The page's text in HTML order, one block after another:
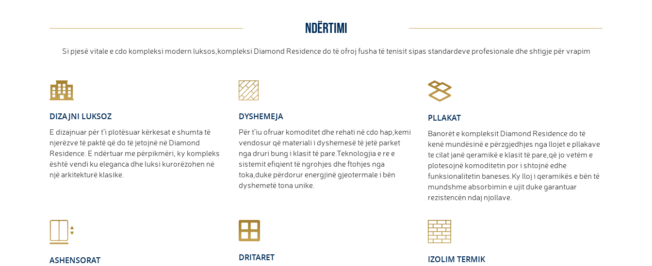
NDËRTIMI
Si pjesë vitale e cdo kompleksi modern luksos,kompleksi Diamond Residence do të ofroj fusha të tenisit sipas standardeve profesionale dhe shtigje për vrapim
DIZAJNI LUKSOZ
E dizajnuar për t’i plotësuar kërkesat e shumta të
njerëzve të paktë që do të jetojnë në Diamond
Residence. E ndërtuar me përpikmëri, ky kompleks
është vendi ku eleganca dhe luksi kurorëzohen në
një arkitekturë klasike.
DYSHEMEJA
Për t’iu ofruar komoditet dhe rehati në cdo hap,kemi
vendosur që materiali i dyshemesë të jetë parket
nga druri bung i klasit të pare.Teknologjia e re e
sistemit efiqient të ngrohjes dhe ftohjes nga
toka,duke përdorur energjinë gjeotermale i bën
dyshemetë tona unike.
PLLAKAT
Banorët e kompleksit Diamond Residence do të
kenë mundësinë e përzgjedhjes nga llojet e pllakave
te cilat janë qeramikë e klasit të pare,që jo vetëm e
plotesojnë komoditetin por i shtojnë edhe
funksionalitetin baneses.Ky lloj i qeramikës e bën të
mundshme absorbimin e ujit duke garantuar
rezistencën ndaj njollave.
ASHENSORAT DRITARET IZOLIM TERMIK